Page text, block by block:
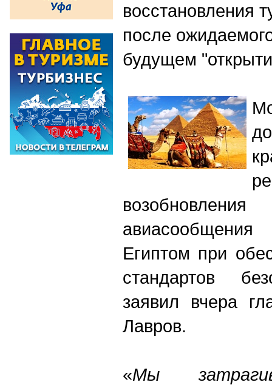
восстановления
после
будущем
Египтом при
стандартов
заявил вчера
Лавров.
«Мы